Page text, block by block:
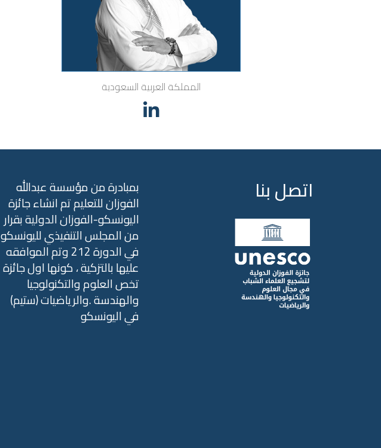
المملكة العربية السعودية
اتصل بنا بمبادرة من مؤسسة عبدالله
الفوزان للتعليم تم انشاء جائزة
اليونسكو-الفوزان الدولية بقرار
من المجلس التنفيذي لليونسكو
في الدورة 212 وتم الموافقه
عليها بالتزكية ، كونها اول جائزة
تخص العلوم والتكنولوجيا
والهندسة .والرياضيات (ستيم)
في اليونسكو